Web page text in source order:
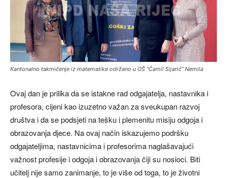
Kantonalno takmičenje iz matematike održano u OŠ “Ćamil Sijarić” Nemila
Ovaj dan je prilika da se istakne rad odgajatelja, nastavnika i
profesora, cijeni kao izuzetno važan za sveukupan razvoj
društva i da se podsjeti na tešku i plemenitu misiju odgoja i
obrazovanja djece. Na ovaj način iskazujemo podršku
odgajateljima, nastavnicima i profesorima naglašavajući
važnost profesije i odgoja i obrazovanja čiji su nosioci. Biti
učitelj nije samo zanimanje, to je više od toga, to je životni